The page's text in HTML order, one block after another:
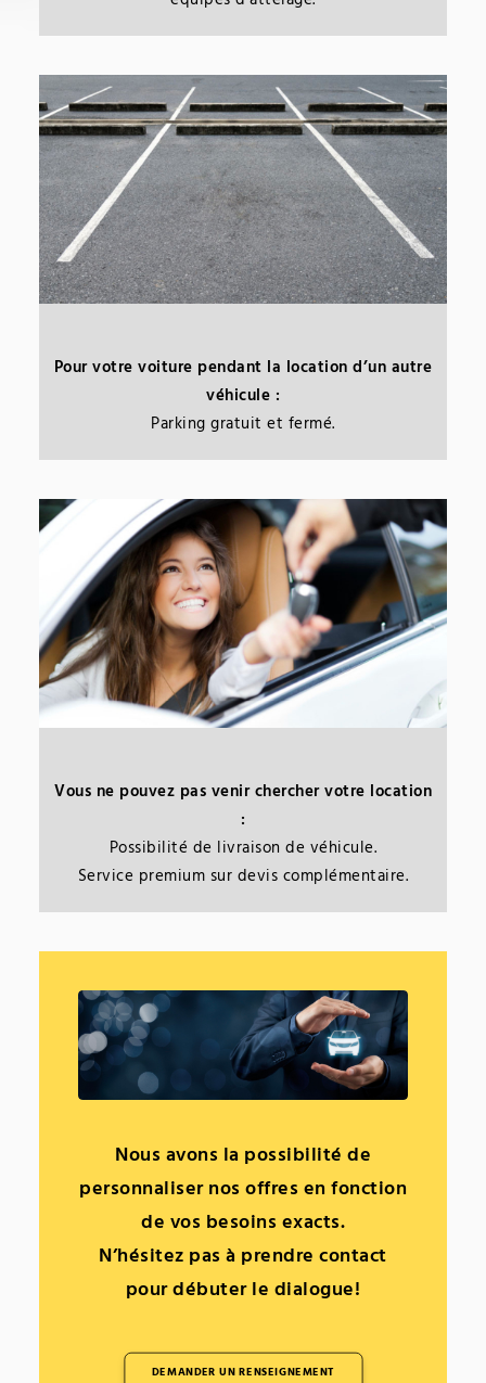
Pour votre voiture pendant la location d’un autre
véhicule :
Parking gratuit et fermé.
Vous ne pouvez pas venir chercher votre location
:
Possibilité de livraison de véhicule.
Service premium sur devis complémentaire.
Nous avons la possibilité de
personnaliser nos offres en fonction
de vos besoins exacts.
N’hésitez pas à prendre contact
pour débuter le dialogue!
DEMANDER UN RENSEIGNEMENT